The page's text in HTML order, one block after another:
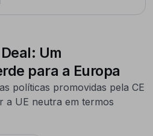
Um
para a Europa
políticas promovidas pela CE
a UE neutra em termos